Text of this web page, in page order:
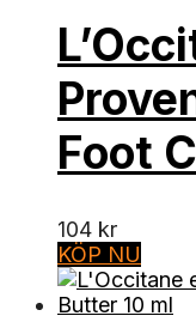
Foot
104 kr
KÖP NU